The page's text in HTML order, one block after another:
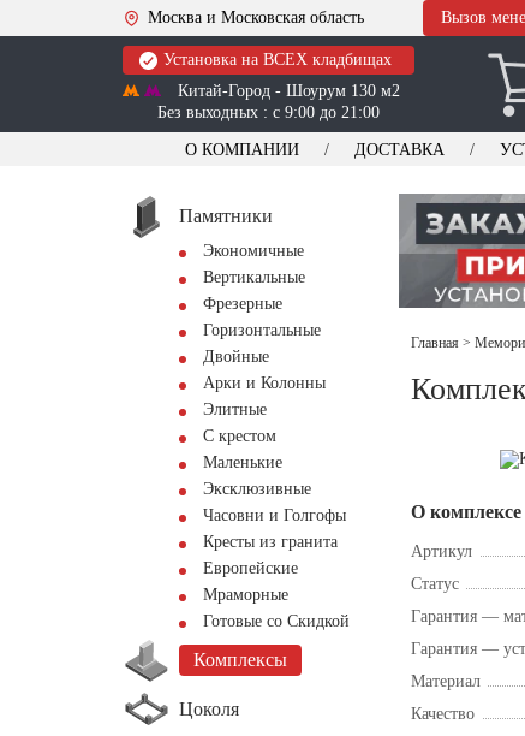
Москва и Московская область Вызов
Установка на ВСЕХ кладбищах
Китай-Город - Шоурум 130 м2
Без выходных : с 9:00 до 21:00
О КОМПАНИИ ДОСТАВКА
Памятники
Экономичные
Вертикальные
Фрезерные
Горизонтальные
Двойные
Арки и Колонны
Элитные
С крестом
Маленькие
Эксклюзивные
Часовни и Голгофы
Кресты из гранита
Европейские
Мраморные
Готовые со Скидкой
Комплексы
Цоколя
Главная >
О комплексе
Артикул
Статус
Гарантия —
Гарантия —
Материал
Качество